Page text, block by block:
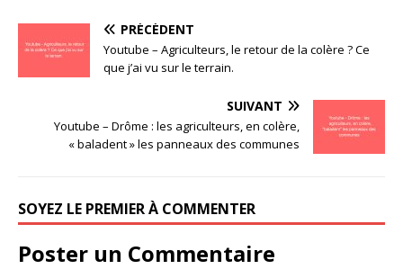
PRÉCÉDENT
Youtube – Agriculteurs, le retour de la colère ? Ce
que j’ai vu sur le terrain.
SUIVANT
Youtube – Drôme : les agriculteurs, en colère,
« baladent » les panneaux des communes
SOYEZ LE PREMIER À COMMENTER
Poster un Commentaire